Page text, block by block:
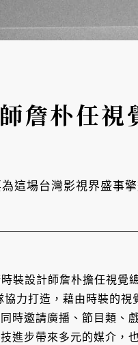
詹朴任視
這場台灣影視界盛事擎
裝設計師詹朴擔任視覺
力打造，藉由時裝的視
時邀請廣播、節目類、
進步帶來多元的媒介，